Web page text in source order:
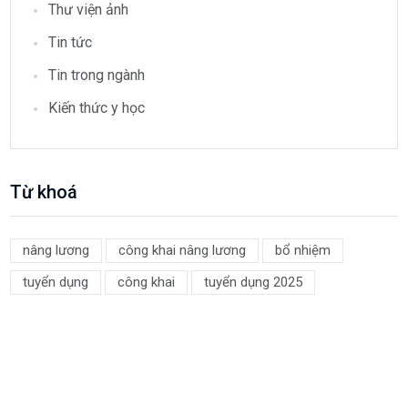
Thư viện ảnh
Tin tức
Tin trong ngành
Kiến thức y học
Từ khoá
nâng lương công khai nâng lương
bổ nhiệm
tuyển dụng
công khai tuyển dụng 2025